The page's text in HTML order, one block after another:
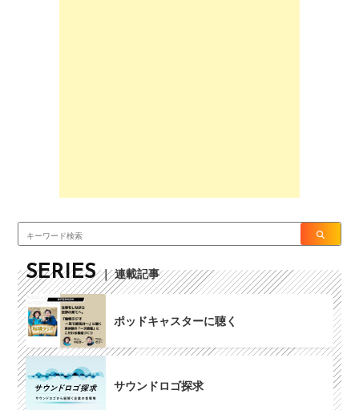
SERIES ｜ 連載記事
ポッドキャスターに聴く
サウンドロゴ探求